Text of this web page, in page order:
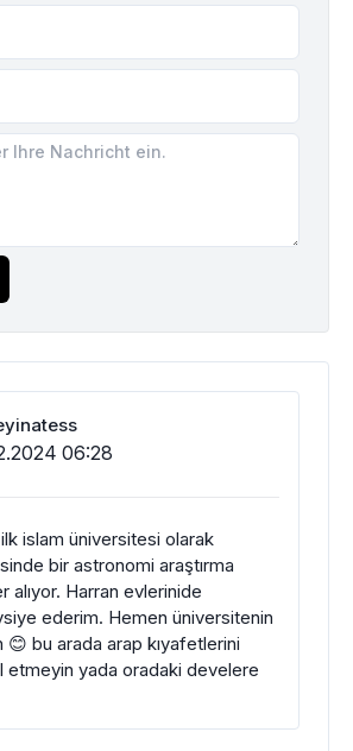
06:28
ilk islam üniversitesi olarak
bir astronomi araştırma
alıyor. Harran evlerinide
ederim. Hemen üniversitenin
bu arada arap kıyafetlerini
etmeyin yada oradaki develere